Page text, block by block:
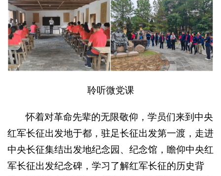
聆听微党课
怀着对革命先辈的无限敬仰，学员们来到中央
红军长征出发地于都，驻足长征出发第一渡，走进
中央长征集结出发地纪念园、纪念馆，瞻仰中央红
军长征出发纪念碑，学习了解红军长征的历史背